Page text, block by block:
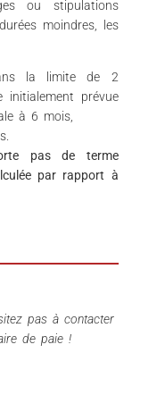
ou stipulations
moindres, les
la limite de 2
initialement prévue
à 6 mois,
pas de terme
par rapport à
pas à contacter
de paie !